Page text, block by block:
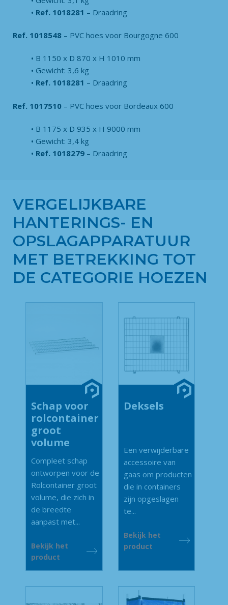
Ref. 1018281 – Draadring
Ref. 1018548 – PVC hoes voor Bourgogne 600
B 1150 x D 870 x H 1010 mm
Gewicht: 3,6 kg
Ref. 1018281 – Draadring
Ref. 1017510 – PVC hoes voor Bordeaux 600
B 1175 x D 935 x H 9000 mm
Gewicht: 3,4 kg
Ref. 1018279 – Draadring
VERGELIJKBARE
HANTERINGS- EN
OPSLAGAPPARATUUR
MET BETREKKING TOT
DE CATEGORIE HOEZEN
Schap voor
rolcontainer
groot
volume
Compleet schap
ontworpen voor de
Rolcontainer groot
volume, die zich in
de breedte
aanpast met...
Bekijk het
product
Deksels
Een verwijderbare
accessoire van
gaas om producten
die in containers
zijn opgeslagen
te...
Bekijk het
product